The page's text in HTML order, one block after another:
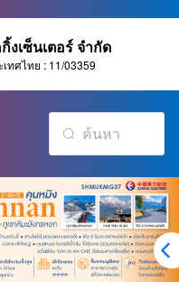
เซ็นเตอร์ จำกัด
ทศไทย : 11/03359